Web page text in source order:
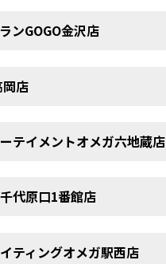
ンGOGO金沢店
店
テイメントオメガ六地蔵店
代原口1番館店
ティングオメガ駅西店